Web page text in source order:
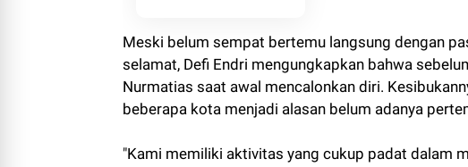
Meski belum sempat bertemu langsung dengan
selamat, Defi Endri mengungkapkan bahwa
Nurmatias saat awal mencalonkan diri.
beberapa kota menjadi alasan belum adanya
"Kami memiliki aktivitas yang cukup padat dalam